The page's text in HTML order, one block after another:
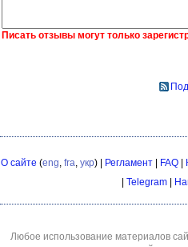
Писать отзывы могут только
О сайте (eng, fra, укр) | Регламент| FAQ|
Telegram
Любое использование материалов